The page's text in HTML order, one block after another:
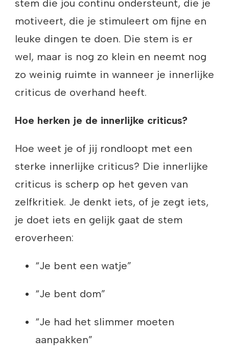
stem die jou continu ondersteunt, die je
motiveert, die je stimuleert om fijne en
leuke dingen te doen. Die stem is er
wel, maar is nog zo klein en neemt nog
zo weinig ruimte in wanneer je innerlijke
criticus de overhand heeft.
Hoe herken je de innerlijke criticus?
Hoe weet je of jij rondloopt met een
sterke innerlijke criticus? Die innerlijke
criticus is scherp op het geven van
zelfkritiek. Je denkt iets, of je zegt iets,
je doet iets en gelijk gaat de stem
eroverheen:
“Je bent een watje”
“Je bent dom”
“Je had het slimmer moeten
aanpakken”